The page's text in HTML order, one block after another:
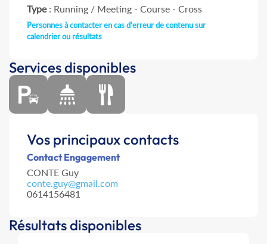
Type: Running / Meeting - Course - Cross
Personnes à contacter en cas d'erreur de contenu sur
calendrier ou résultats
Services disponibles
Vos principaux contacts
Contact Engagement
CONTE Guy
conte.guy@gmail.com
0614156481
Résultats disponibles